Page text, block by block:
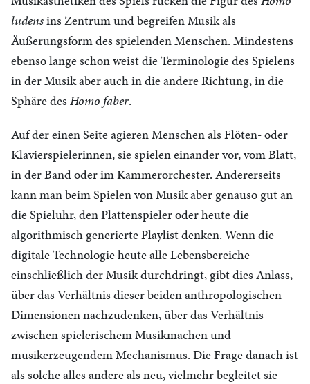
ludensins Zentrum und begreifen Musik als
Äußerungsform des spielenden Menschen. Mindestens
ebenso lange schon weist die Terminologie des Spielens
in der Musik aber auch in die andere Richtung, in die
Sphäre des Homo faber.
Auf der einen Seite agieren Menschen als Flöten- oder
Klavierspielerinnen, sie spielen einander vor, vom Blatt,
in der Band oder im Kammerorchester. Andererseits
kann man beim Spielen von Musik aber genauso gut an
die Spieluhr, den Plattenspieler oder heute die
algorithmisch generierte Playlist denken. Wenn die
digitale Technologie heute alle Lebensbereiche
einschließlich der Musik durchdringt, gibt dies Anlass,
über das Verhältnis dieser beiden anthropologischen
Dimensionen nachzudenken, über das Verhältnis
zwischen spielerischem Musikmachen und
musikerzeugendem Mechanismus. Die Frage danach ist
als solche alles andere als neu, vielmehr begleitet sie